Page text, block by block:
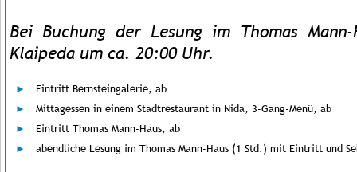
Bei Buchung der Lesung im Thomas
Klaipeda um ca. 20:00 Uhr.
Eintritt Bernsteingalerie, ab
Mittagessen in einem Stadtrestaurant in Nida, 3-Gang-Menü, ab
Eintritt Thomas Mann-Haus, ab
abendliche Lesung im Thomas Mann-Haus (1 Std.) mit Eintritt und